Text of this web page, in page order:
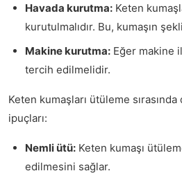
Havada kurutma: Keten
kurutulmalıdır. Bu, kumaşın
Makine kurutma: Eğer makine
tercih edilmelidir.
Keten kumaşları ütüleme
ipuçları:
Nemli ütü: Keten kumaşı
edilmesini sağlar.